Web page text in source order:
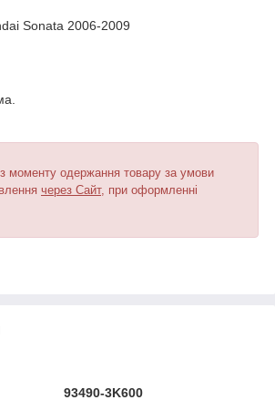
Sonata 2006-2009
з моменту одержання товару за умови
через Сайт, при оформленні
93490-3K600